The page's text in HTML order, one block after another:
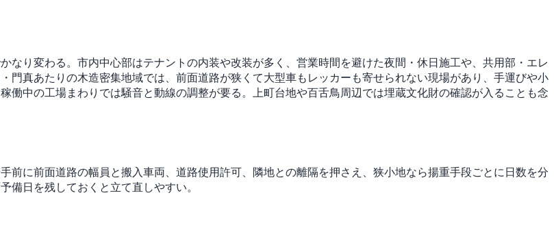
なり変わる。市内中心部はテナントの内装や改装が多く、営業時間を避けた夜間・休日施工や、共用部・エレ
門真あたりの木造密集地域では、前面道路が狭くて大型車もレッカーも寄せられない現場があり、手運びや小
働中の工場まわりでは騒音と動線の調整が要る。上町台地や百舌鳥周辺では埋蔵文化財の確認が入ることも念
前に前面道路の幅員と搬入車両、道路使用許可、隣地との離隔を押さえ、狭小地なら揚重手段ごとに日数を分
備日を残しておくと立て直しやすい。